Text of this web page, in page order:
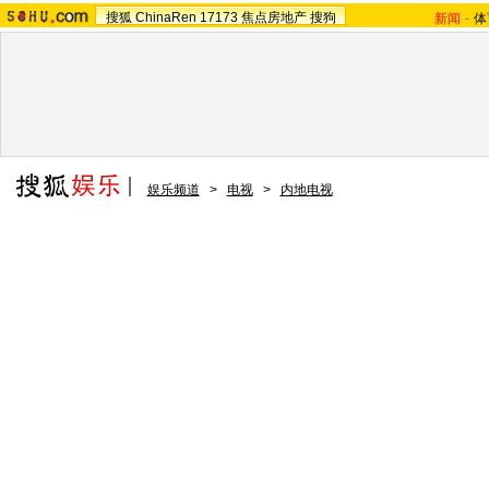
搜狐 ChinaRen 17173 焦点房地产 搜狗 新闻 -
娱乐频道 > 电视 > 内地电视